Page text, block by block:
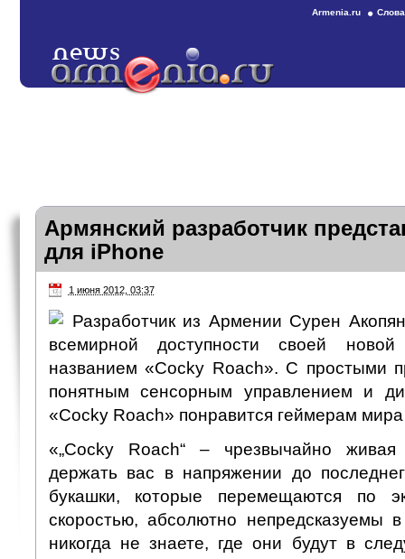
Armenia.ru
Армянский разработчик
для iPhone
1 июня 2012, 03:37
Разработчик из Армении Сурен
всемирной доступности своей
названием «Cocky Roach». С простыми
понятным сенсорным управлением и
«Cocky Roach» понравится геймерам
«„Cocky Roach“ – чрезвычайно живая
держать вас в напряжении до
букашки, которые перемещаются по
скоростью, абсолютно непредсказуемы
никогда не знаете, где они будут в